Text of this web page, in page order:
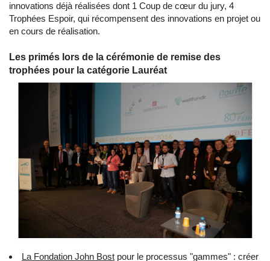
innovations déjà réalisées dont 1 Coup de cœur du jury, 4
Trophées Espoir, qui récompensent des innovations en projet ou
en cours de réalisation.
Les primés lors de la cérémonie de remise des
trophées pour la catégorie Lauréat
La Fondation John Bost pour le processus "gammes" : créer